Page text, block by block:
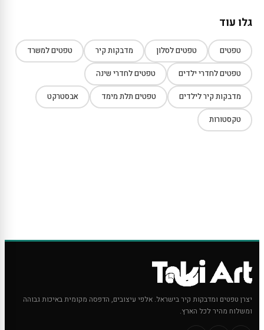
גלו עוד
טפטים טפטים לסלון מדבקות קיר טפטים למשרד
טפטים לחדרי ילדים טפטים לחדרי שינה
מדבקות קיר לילדים טפטים תלת מימד אבסטרקט
טקסטורות
יצרן טפטים ומדבקות קיר בישראל. אלפי עיצובים, הדפסה מקומית באיכות גבוהה
ומשלוח מהיר לכל הארץ.